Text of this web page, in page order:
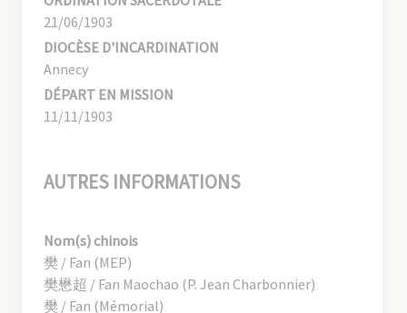
21/06/1903
DIOCÈSE D'INCARDINATION
Annecy
DÉPART EN MISSION
11/11/1903
AUTRES INFORMATIONS
Nom(s) chinois
樊 / Fan (MEP)
樊懋超 / Fan Maochao (P. Jean Charbonnier)
樊 / Fan (Mémorial)